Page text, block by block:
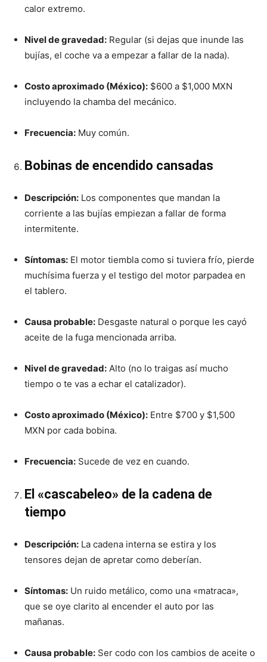
calor extremo.
Nivel de gravedad: Regular (si dejas que inunde las
bujías, el coche va a empezar a fallar de la nada).
Costo aproximado (México): $600 a $1,000 MXN
incluyendo la chamba del mecánico.
Frecuencia: Muy común.
Bobinas de encendido cansadas
Descripción: Los componentes que mandan la
corriente a las bujías empiezan a fallar de forma
intermitente.
Síntomas: El motor tiembla como si tuviera frío, pierde
muchísima fuerza y el testigo del motor parpadea en
el tablero.
Causa probable: Desgaste natural o porque les cayó
aceite de la fuga mencionada arriba.
Nivel de gravedad: Alto (no lo traigas así mucho
tiempo o te vas a echar el catalizador).
Costo aproximado (México): Entre $700 y $1,500
MXN por cada bobina.
Frecuencia: Sucede de vez en cuando.
El «cascabeleo» de la cadena de
tiempo
Descripción: La cadena interna se estira y los
tensores dejan de apretar como deberían.
Síntomas: Un ruido metálico, como una «matraca»,
que se oye clarito al encender el auto por las
mañanas.
Causa probable: Ser codo con los cambios de aceite o